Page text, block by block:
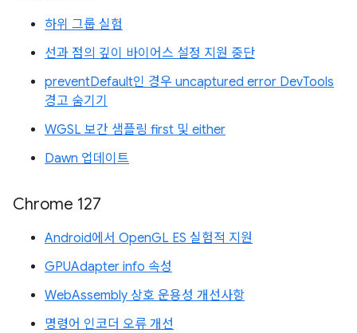
하위 그룹 실험
선과 점의 깊이 바이어스 설정 지원 중단
preventDefault인 경우 uncaptured error DevTools
경고 숨기기
WGSL 보간 샘플링 first 및 either
Dawn 업데이트
Chrome 127
Android에서 OpenGL ES 실험적 지원
GPUAdapter info 속성
WebAssembly 상호 운용성 개선사항
명령어 인코더 오류 개선